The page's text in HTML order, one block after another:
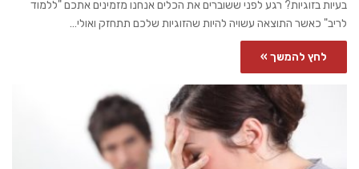
בעיות בזוגיות? רגע לפני ששוברים את הכלים אנחנו מזמינים אתכם "ללמוד
לריב" כאשר התוצאה עשויה להיות שהזוגיות שלכם תתחזק ואולי…
לחץ להמשך »